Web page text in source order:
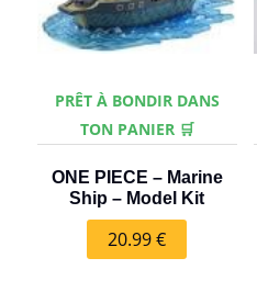
PRÊT À BONDIR DANS
TON PANIER 🛒
ONE PIECE – Marine
Ship – Model Kit
20.99€